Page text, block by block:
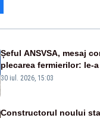
Șeful ANSVSA, mesaj
plecarea fermierilor: le-
fost dezinformați și că
30 iul. 2026, 15:03
Constructorul noului